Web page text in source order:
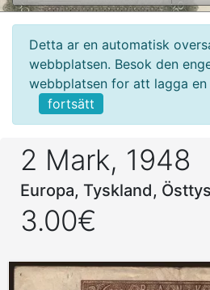
Detta ar en automatisk
webbplatsen. Besok den
webbplatsen for att lagga en
fortsätt
2 Mark, 1948
Europa, Tyskland,
3.00€